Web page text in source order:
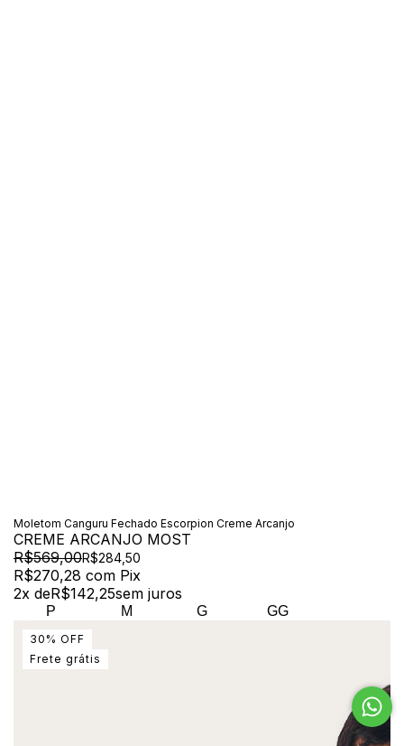
Moletom Canguru Fechado Escorpion Creme Arcanjo
CREME ARCANJO MOST
R$569,00R$284,50
R$270,28 com Pix
2x deR$142,25sem juros
P M G GG
30 % OFF
Frete grátis